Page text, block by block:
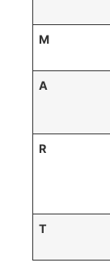
M
A
R
T